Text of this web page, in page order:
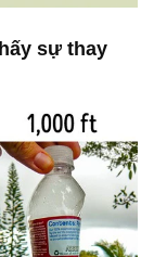
sự thay